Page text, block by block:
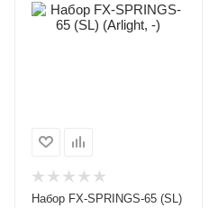
Набор FX-SPRINGS-65 (SL)